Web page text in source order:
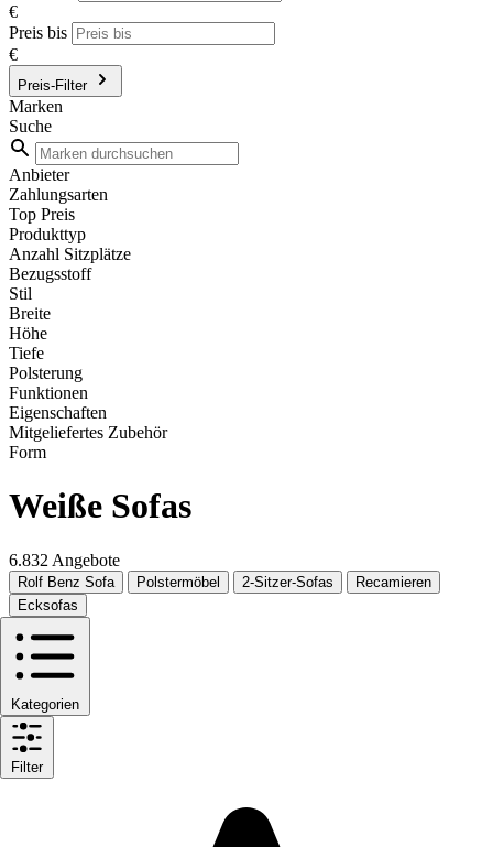
€
Preis bis
€
Preis-Filter
Marken
Suche
Anbieter
Zahlungsarten
Top Preis
Produkttyp
Anzahl Sitzplätze
Bezugsstoff
Stil
Breite
Höhe
Tiefe
Polsterung
Funktionen
Eigenschaften
Mitgeliefertes Zubehör
Form
Weiße Sofas
6.832 Angebote
Rolf Benz Sofa Polstermöbel 2-Sitzer-Sofas
Recamieren
Ecksofas
Kategorien
Filter